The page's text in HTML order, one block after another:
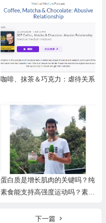
理期不适、卵巢早衰等（一）
咖啡、抹茶＆巧克力：虐待关系
蛋白质是增长肌肉的关键吗？纯
素食能支持高强度运动吗？素食
下一篇